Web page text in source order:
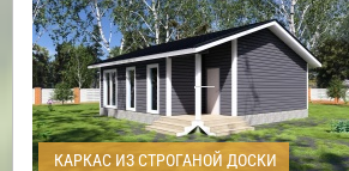
КАРКАС ИЗ СТРОГАНОЙ ДОСКИ